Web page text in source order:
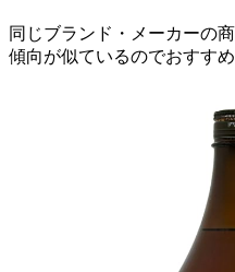
同じブランド・メーカーの
傾向が似ているのでおすすめ